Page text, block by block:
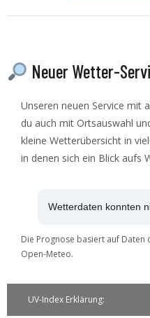
Neuer Wetter-
Unseren neuen Service mit
du auch mit Ortsauswahl
kleine Wetterübersicht in
in denen sich ein Blick aufs
Wetterdaten konnten
Die Prognose basiert auf
Open-Meteo.
UV-Index Erklärung: